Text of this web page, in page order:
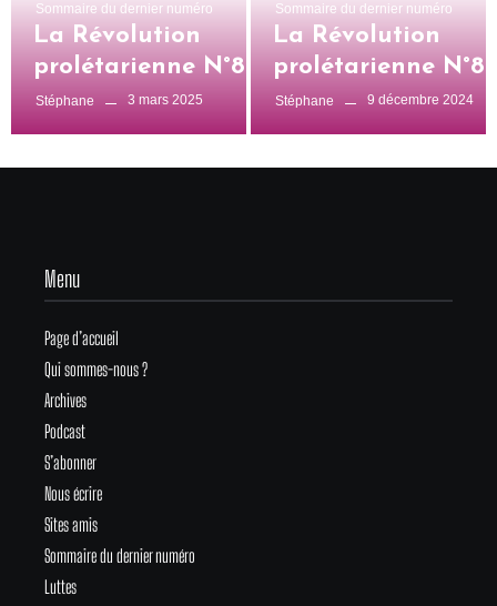
Sommaire du dernier numéro
La Révolution
prolétarienne N°828
Stéphane 3 mars 2025
Sommaire du dernier numéro
La Révolution
prolétarienne
Stéphane 9 décembre 2024
Menu
Page d’accueil
Qui sommes-nous ?
Archives
Podcast
S’abonner
Nous écrire
Sites amis
Sommaire du dernier numéro
Luttes